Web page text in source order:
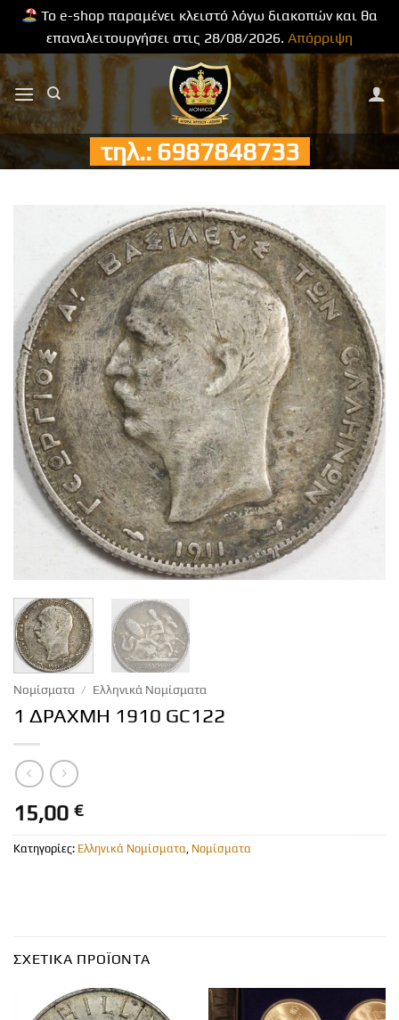
Το e-shop παραμένει κλειστό λόγω διακοπών και θα
επαναλειτουργήσει στις 28/08/2026. Απόρριψη
Μετάβαση
στο
περιεχόμενο
τηλ.: 6987848733
Νομίσματα / Ελληνικά Νομίσματα
1 ΔΡΑΧΜΗ 1910 GC122
15,00 €
Κατηγορίες: Ελληνικά Νομίσματα Νομίσματα
ΣΧΕΤΙΚΆ ΠΡΟΪΌΝΤΑ